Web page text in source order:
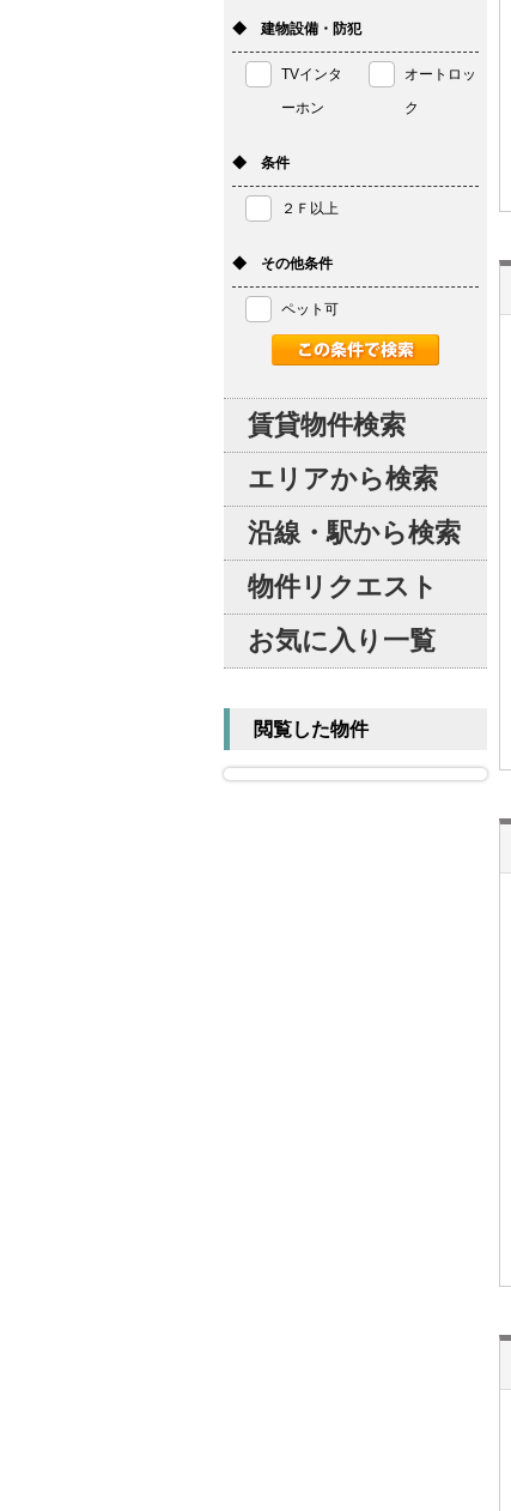
◆ 建物設備・防犯
TVインタ
ーホン
オートロッ
ク
◆ 条件
２Ｆ以上
◆ その他条件
ペット可
賃貸物件検索
エリアから検索
沿線・駅から検索
物件リクエスト
お気に入り一覧
閲覧した物件